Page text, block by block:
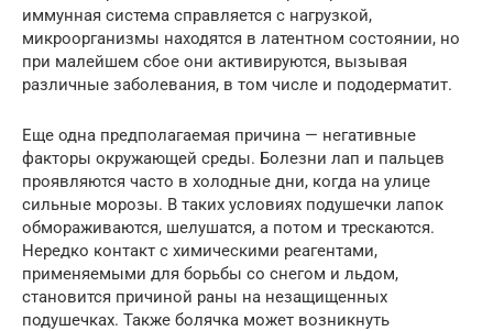
иммунная система справляется с нагрузкой,
микроорганизмы находятся в латентном состоянии, но
при малейшем сбое они активируются, вызывая
различные заболевания, в том числе и пододерматит.
Еще одна предполагаемая причина — негативные
факторы окружающей среды. Болезни лап и пальцев
проявляются часто в холодные дни, когда на улице
сильные морозы. В таких условиях подушечки лапок
обмораживаются, шелушатся, а потом и трескаются.
Нередко контакт с химическими реагентами,
применяемыми для борьбы со снегом и льдом,
становится причиной раны на незащищенных
подушечках. Также болячка может возникнуть